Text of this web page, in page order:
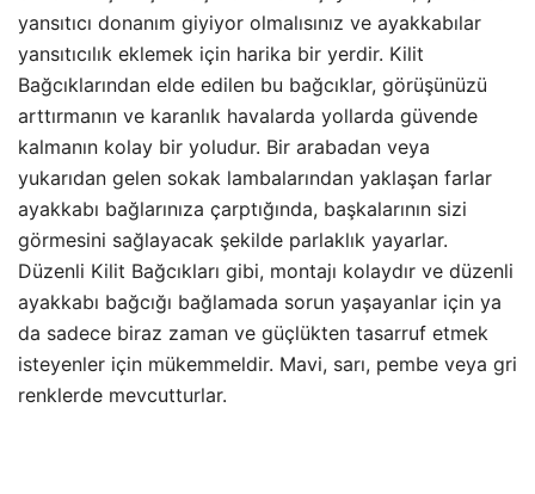
yansıtıcı donanım giyiyor olmalısınız ve ayakkabılar
yansıtıcılık eklemek için harika bir yerdir. Kilit
Bağcıklarından elde edilen bu bağcıklar, görüşünüzü
arttırmanın ve karanlık havalarda yollarda güvende
kalmanın kolay bir yoludur. Bir arabadan veya
yukarıdan gelen sokak lambalarından yaklaşan farlar
ayakkabı bağlarınıza çarptığında, başkalarının sizi
görmesini sağlayacak şekilde parlaklık yayarlar.
Düzenli Kilit Bağcıkları gibi, montajı kolaydır ve düzenli
ayakkabı bağcığı bağlamada sorun yaşayanlar için ya
da sadece biraz zaman ve güçlükten tasarruf etmek
isteyenler için mükemmeldir. Mavi, sarı, pembe veya gri
renklerde mevcutturlar.